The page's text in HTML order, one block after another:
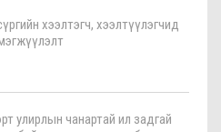
хээлтэгч, хээлтүүлэгчид
улирлын чанартай ил задгай